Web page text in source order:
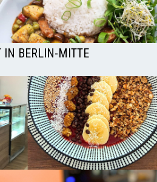
IN BERLIN-MITTE